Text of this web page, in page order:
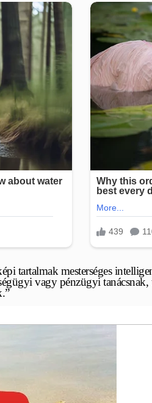
tartalmak mesterséges
vagy pénzügyi tanácsnak,